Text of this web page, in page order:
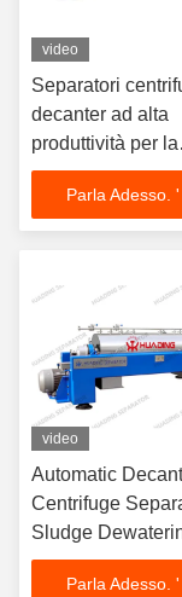
video
Separatori
decanter ad alta
produttività per la
disidratazione
con conformità
compatibilità
2014/30/UE
Parla Adesso. '
video
Automatic
Centrifuge
Sludge
100 m³/h
Parla Adesso. '